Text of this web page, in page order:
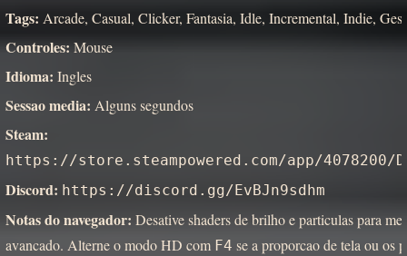
Tags: Arcade, Casual, Clicker, Fantasia, Idle, Incremental, Indie,
Controles: Mouse
Idioma: Ingles
Sessao media: Alguns segundos
Steam:
https://store.steampowered.com/app/4078200/
Discord: https://discord.gg/EvBJn9sdhm
Notas do navegador: Desative shaders de brilho e particulas para
avancado. Alterne o modo HD com F4 se a proporcao de tela ou os